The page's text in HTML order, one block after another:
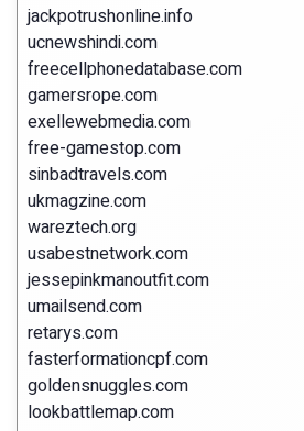
jackpotrushonline.info
ucnewshindi.com
freecellphonedatabase.com
gamersrope.com
exellewebmedia.com
free-gamestop.com
sinbadtravels.com
ukmagzine.com
wareztech.org
usabestnetwork.com
jessepinkmanoutfit.com
umailsend.com
retarys.com
fasterformationcpf.com
goldensnuggles.com
lookbattlemap.com